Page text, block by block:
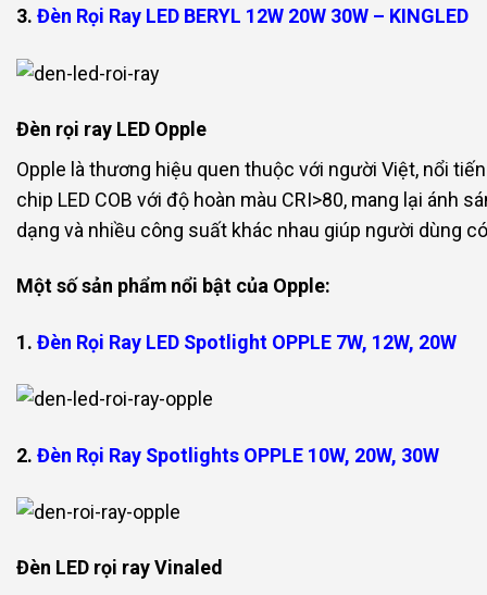
3. Đèn Rọi Ray LED BERYL 12W 20W 30W – KINGLED
Đèn rọi ray LED Opple
Opple là thương hiệu quen thuộc với người Việt, nổi
chip LED COB với độ hoàn màu CRI>80, mang lại ánh
dạng và nhiều công suất khác nhau giúp người dùng
Một số sản phẩm nổi bật của Opple:
1. Đèn Rọi Ray LED Spotlight OPPLE 7W, 12W, 20W
2. Đèn Rọi Ray Spotlights OPPLE 10W, 20W, 30W
Đèn LED rọi ray Vinaled